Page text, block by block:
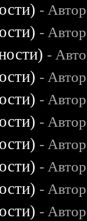
-
-
-
-
-
-
-
-
-
-